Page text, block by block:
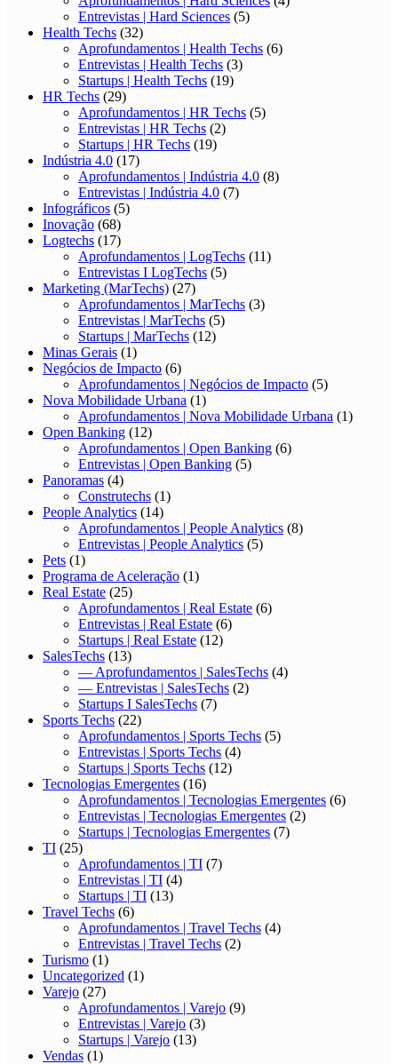
Entrevistas | Hard Sciences (5)
Health Techs (32)
Aprofundamentos | Health Techs (6)
Entrevistas | Health Techs (3)
Startups | Health Techs (19)
HR Techs (29)
Aprofundamentos | HR Techs (5)
Entrevistas | HR Techs (2)
Startups | HR Techs (19)
Indústria 4.0 (17)
Aprofundamentos | Indústria 4.0 (8)
Entrevistas | Indústria 4.0 (7)
Infográficos (5)
Inovação (68)
Logtechs (17)
Aprofundamentos | LogTechs (11)
Entrevistas I LogTechs (5)
Marketing (MarTechs) (27)
Aprofundamentos | MarTechs (3)
Entrevistas | MarTechs (5)
Startups | MarTechs (12)
Minas Gerais (1)
Negócios de Impacto (6)
Aprofundamentos | Negócios de Impacto (5)
Nova Mobilidade Urbana (1)
Aprofundamentos | Nova Mobilidade Urbana (1)
Open Banking (12)
Aprofundamentos | Open Banking (6)
Entrevistas | Open Banking (5)
Panoramas (4)
Construtechs (1)
People Analytics (14)
Aprofundamentos | People Analytics (8)
Entrevistas | People Analytics (5)
Pets (1)
Programa de Aceleração (1)
Real Estate (25)
Aprofundamentos | Real Estate (6)
Entrevistas | Real Estate (6)
Startups | Real Estate (12)
SalesTechs (13)
— Aprofundamentos | SalesTechs (4)
— Entrevistas | SalesTechs (2)
Startups I SalesTechs (7)
Sports Techs (22)
Aprofundamentos | Sports Techs (5)
Entrevistas | Sports Techs (4)
Startups | Sports Techs (12)
Tecnologias Emergentes (16)
Aprofundamentos | Tecnologias Emergentes (6)
Entrevistas | Tecnologias Emergentes (2)
Startups | Tecnologias Emergentes (7)
TI (25)
Aprofundamentos | TI (7)
Entrevistas | TI (4)
Startups | TI (13)
Travel Techs (6)
Aprofundamentos | Travel Techs (4)
Entrevistas | Travel Techs (2)
Turismo (1)
Uncategorized (1)
Varejo (27)
Aprofundamentos | Varejo (9)
Entrevistas | Varejo (3)
Startups | Varejo (13)
Vendas (1)